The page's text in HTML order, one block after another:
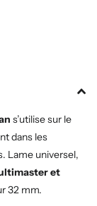
s’utilise sur le
dans les
Lame universel,
et
32 mm.